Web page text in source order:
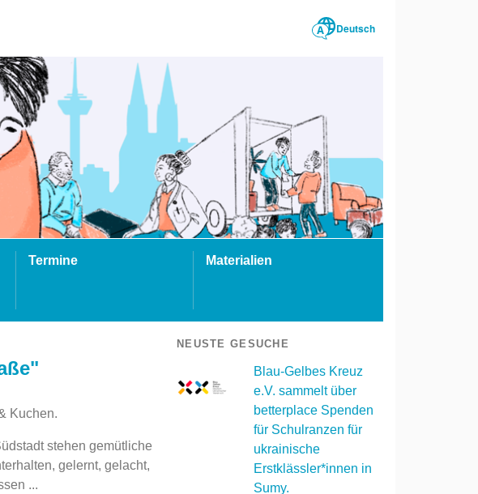
Deutsch
Termine Materialien
Kuchen.
stehen gemütliche
gelernt, gelacht,
...‎
NEUSTE GESUCHE
Blau-Gelbes Kreuz
e.V. sammelt über
betterplace Spenden
für Schulranzen für
ukrainische
Erstklässler*innen in
Sumy.